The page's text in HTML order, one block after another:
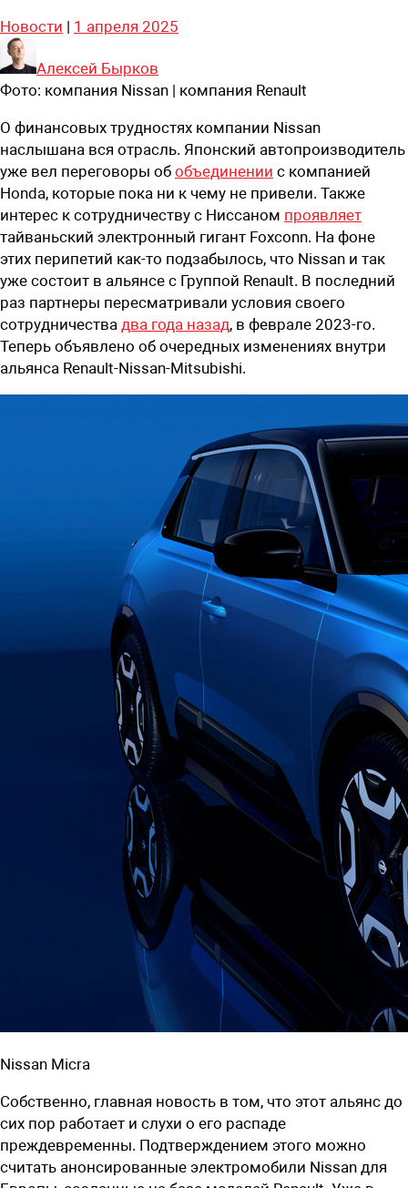
Новости | 1 апреля 2025
Алексей Бырков
Фото: компания Nissan | компания Renault
О финансовых трудностях компании Nissan
наслышана вся отрасль. Японский автопроизводитель
уже вел переговоры об объединении с компанией
Honda, которые пока ни к чему не привели. Также
интерес к сотрудничеству с Ниссаном проявляет
тайваньский электронный гигант Foxconn. На фоне
этих перипетий как-то подзабылось, что Nissan и так
уже состоит в альянсе с Группой Renault. В последний
раз партнеры пересматривали условия своего
сотрудничества два года назад, в феврале 2023-го.
Теперь объявлено об очередных изменениях внутри
альянса Renault-Nissan-Mitsubishi.
Nissan Micra
Собственно, главная новость в том, что этот альянс до
сих пор работает и слухи о его распаде
преждевременны. Подтверждением этого можно
считать анонсированные электромобили Nissan для